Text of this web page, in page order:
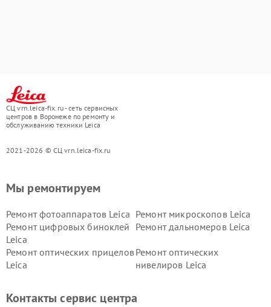
СЦ vrn.leica-fix.ru - сеть сервисных
центров в Воронеже по ремонту и
обслуживанию техники Leica
2021-2026 © СЦ vrn.leica-fix.ru
Мы ремонтируем
Ремонт фотоаппаратов Leica Ремонт микроскопов Leica
Ремонт цифровых биноклей
Leica
Ремонт дальномеров Leica
Ремонт оптических прицелов
Leica
Ремонт оптических
нивелиров Leica
Контакты сервис центра